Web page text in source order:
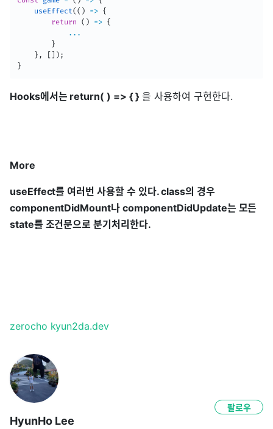
useEffect( ( ) => {
return
( ) => {
...
}
} , ) ;
}
Hooks에서는 return( ) => { }을 사용하여 구현한다.
More
useEffect를 여러번 사용할 수 있다. class의 경우
componentDidMount나 componentDidUpdate는 모든
state를 조건문으로 분기처리한다.
zerocho kyun2da.dev
HyunHo Lee
팔로우